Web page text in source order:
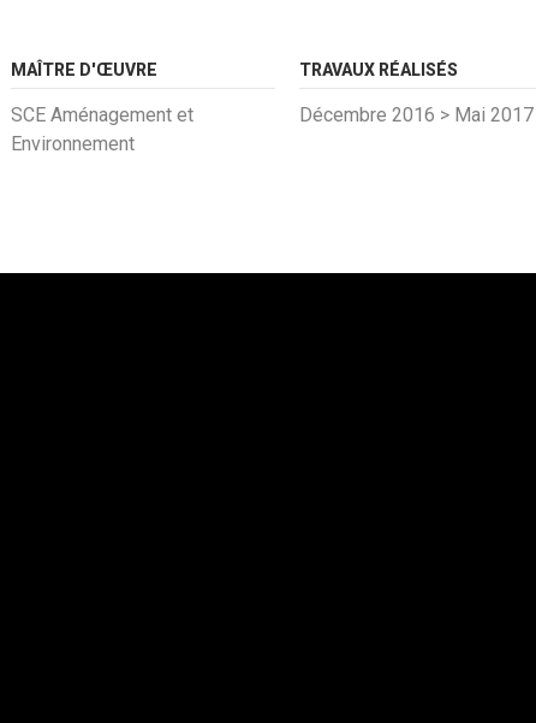
MAÎTRE D'ŒUVRE
SCE Aménagement et
Environnement
TRAVAUX RÉALISÉS
Décembre 2016 > Mai 2017